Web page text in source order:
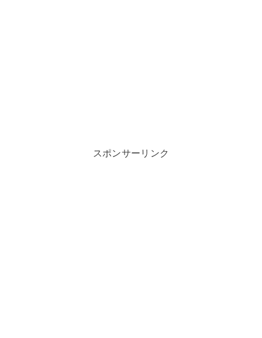
スポンサーリンク